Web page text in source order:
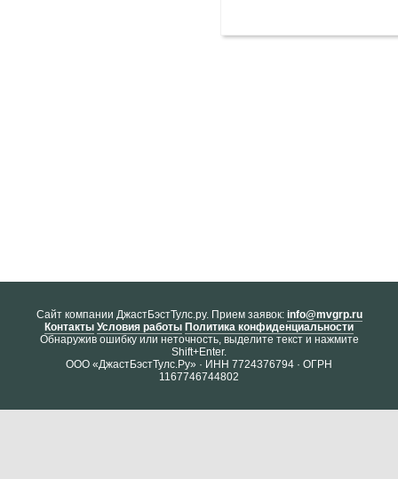
Cайт компании ДжастБэстТулс.ру. Прием заявок: info@mvgrp.ru
Контакты Условия работы Политика конфиденциальности
Обнаружив ошибку или неточность, выделите текст и нажмите
Shift+Enter.
ООО «ДжастБэстТулс.Ру» · ИНН 7724376794 · ОГРН
1167746744802